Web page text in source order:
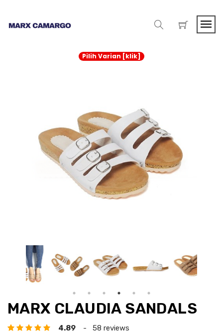
Pilih Varian [klik]
MARX CLAUDIA SANDALS
4.89 - 58 reviews